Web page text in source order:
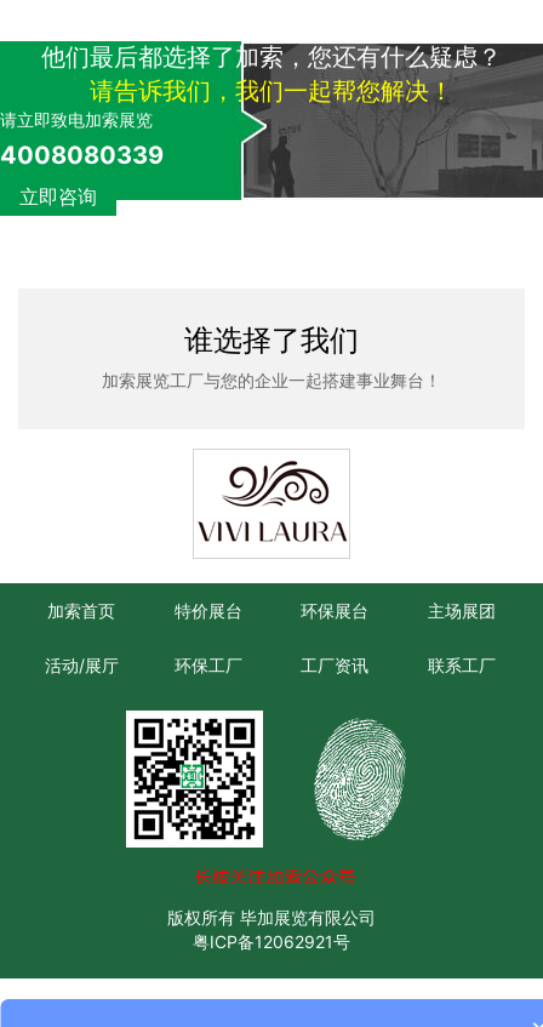
他们最后都选择了加索，您还有什么疑虑？
请告诉我们，我们一起帮您解决！
请立即致电加索展览
4008080339
立即咨询
谁选择了我们
加索展览工厂与您的企业一起搭建事业舞台！
加索首页 特价展台 环保展台 主场展团
活动/展厅 环保工厂 工厂资讯 联系工厂
版权所有 毕加展览有限公司
粤ICP备12062921号